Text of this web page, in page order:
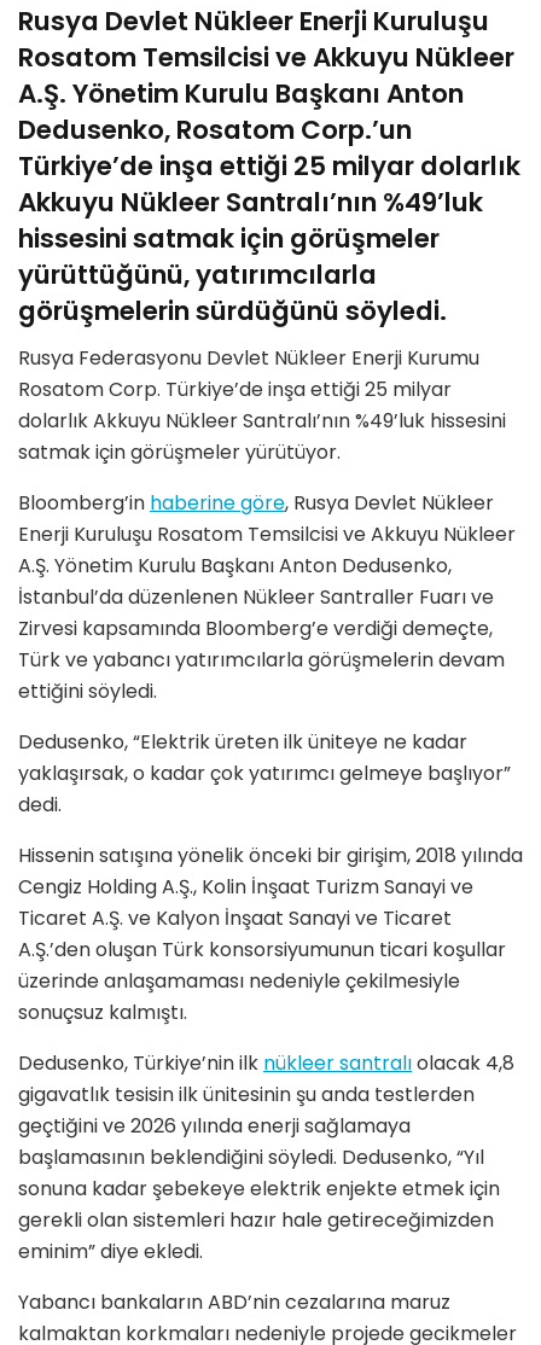
Rusya Devlet Nükleer Enerji Kuruluşu
Rosatom Temsilcisi ve Akkuyu Nükleer
A.Ş. Yönetim Kurulu Başkanı Anton
Dedusenko, Rosatom Corp.’un
Türkiye’de inşa ettiği 25 milyar dolarlık
Akkuyu Nükleer Santralı’nın %49’luk
hissesini satmak için görüşmeler
yürüttüğünü, yatırımcılarla
görüşmelerin sürdüğünü söyledi.
Rusya Federasyonu Devlet Nükleer Enerji Kurumu
Rosatom Corp. Türkiye’de inşa ettiği 25 milyar
dolarlık Akkuyu Nükleer Santralı’nın %49’luk hissesini
satmak için görüşmeler yürütüyor.
Bloomberg’in haberine göre, Rusya Devlet Nükleer
Enerji Kuruluşu Rosatom Temsilcisi ve Akkuyu Nükleer
A.Ş. Yönetim Kurulu Başkanı Anton Dedusenko,
İstanbul’da düzenlenen Nükleer Santraller Fuarı ve
Zirvesi kapsamında Bloomberg’e verdiği demeçte,
Türk ve yabancı yatırımcılarla görüşmelerin devam
ettiğini söyledi.
Dedusenko, “Elektrik üreten ilk üniteye ne kadar
yaklaşırsak, o kadar çok yatırımcı gelmeye başlıyor”
dedi.
Hissenin satışına yönelik önceki bir girişim, 2018 yılında
Cengiz Holding A.Ş., Kolin İnşaat Turizm Sanayi ve
Ticaret A.Ş. ve Kalyon İnşaat Sanayi ve Ticaret
A.Ş.’den oluşan Türk konsorsiyumunun ticari koşullar
üzerinde anlaşamaması nedeniyle çekilmesiyle
sonuçsuz kalmıştı.
Dedusenko, Türkiye’nin ilk nükleer santralıolacak 4,8
gigavatlık tesisin ilk ünitesinin şu anda testlerden
geçtiğini ve 2026 yılında enerji sağlamaya
başlamasının beklendiğini söyledi. Dedusenko, “Yıl
sonuna kadar şebekeye elektrik enjekte etmek için
gerekli olan sistemleri hazır hale getireceğimizden
eminim” diye ekledi.
Yabancı bankaların ABD’nin cezalarına maruz
kalmaktan korkmaları nedeniyle projede gecikmeler